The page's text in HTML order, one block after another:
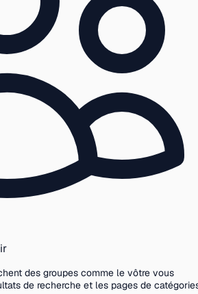
des groupes comme le vôtre vous
de recherche et les pages de